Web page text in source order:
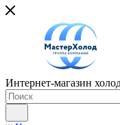
Интернет-магазин